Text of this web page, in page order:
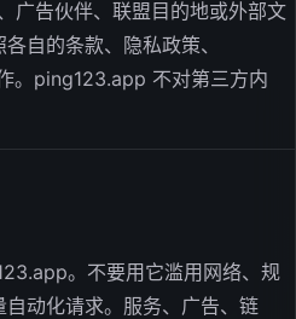
广告伙伴、联盟目的地或外部文
自的条款、隐私政策、
。ping123.app 不对第三方内
。不要用它滥用网络、规
动化请求。服务、广告、链